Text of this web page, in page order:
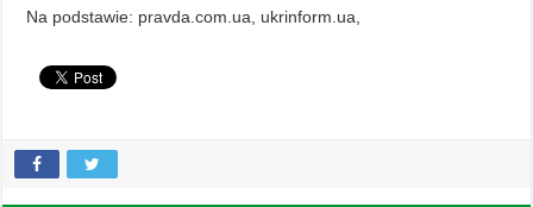
Na podstawie: pravda.com.ua, ukrinform.ua,